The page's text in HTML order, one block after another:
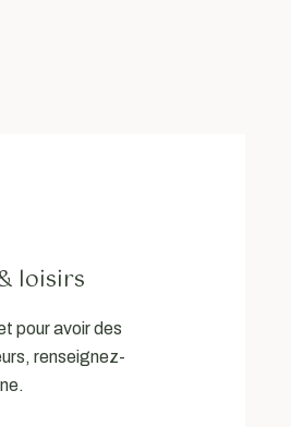
loisirs
pour avoir des
renseignez-